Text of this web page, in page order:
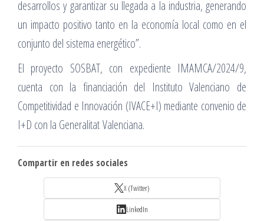
desarrollos y garantizar su llegada a la industria, generando
un impacto positivo tanto en la economía local como en el
conjunto del sistema energético”.
El proyecto SOSBAT, con expediente IMAMCA/2024/9,
cuenta con la financiación del Instituto Valenciano de
Competitividad e Innovación (IVACE+I) mediante convenio de
I+D con la Generalitat Valenciana.
Compartir en redes sociales
X (Twitter)
LinkedIn